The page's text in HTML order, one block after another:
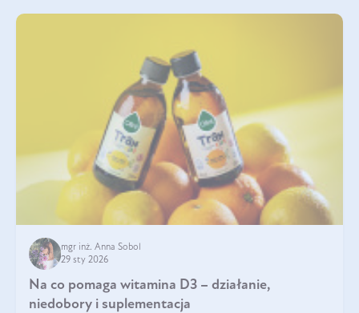
mgr inż. Anna Sobol
29 sty 2026
Na co pomaga witamina D3 – działanie,
niedobory i suplementacja